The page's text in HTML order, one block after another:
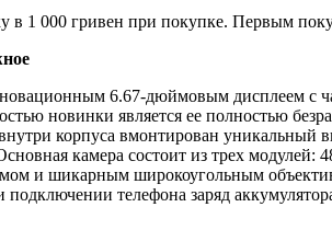
в 1 000 гривен при покупке. Первым
6.67-дюймовым дисплеем с
новинки является ее полностью
корпуса вмонтирован уникальный
камера состоит из трех
и шикарным широкоугольным
телефона заряд